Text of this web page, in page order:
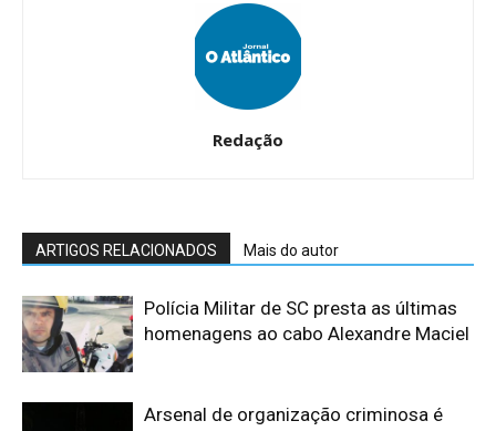
Redação
ARTIGOS RELACIONADOS Mais do autor
Polícia Militar de SC presta as últimas
homenagens ao cabo Alexandre Maciel
Arsenal de organização criminosa é